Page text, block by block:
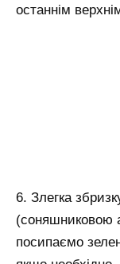
останнім
6. Злегка
(соняшниковою
посипаємо